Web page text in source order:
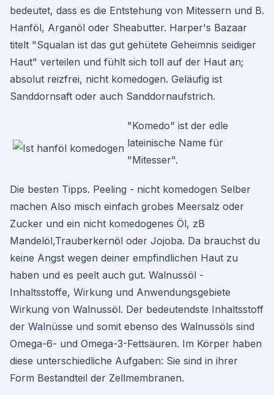
bedeutet, dass es die Entstehung von Mitessern und B.
Hanföl, Arganöl oder Sheabutter. Harper's Bazaar
titelt "Squalan ist das gut gehütete Geheimnis seidiger
Haut" verteilen und fühlt sich toll auf der Haut an;
absolut reizfrei, nicht komedogen. Geläufig ist
Sanddornsaft oder auch Sanddornaufstrich.
"Komedo" ist der edle
lateinische Name für
"Mitesser".
Die besten Tipps. Peeling - nicht komedogen Selber
machen Also misch einfach grobes Meersalz oder
Zucker und ein nicht komedogenes Öl, zB
Mandelöl,Trauberkernöl oder Jojoba. Da brauchst du
keine Angst wegen deiner empfindlichen Haut zu
haben und es peelt auch gut. Walnussöl -
Inhaltsstoffe, Wirkung und Anwendungsgebiete
Wirkung von Walnussöl. Der bedeutendste Inhaltsstoff
der Walnüsse und somit ebenso des Walnussöls sind
Omega-6- und Omega-3-Fettsäuren. Im Körper haben
diese unterschiedliche Aufgaben: Sie sind in ihrer
Form Bestandteil der Zellmembranen.